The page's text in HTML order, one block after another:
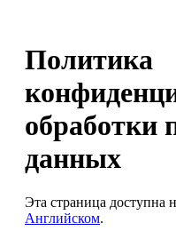
Политика
обработки
данных
Эта страница доступна
Английском.